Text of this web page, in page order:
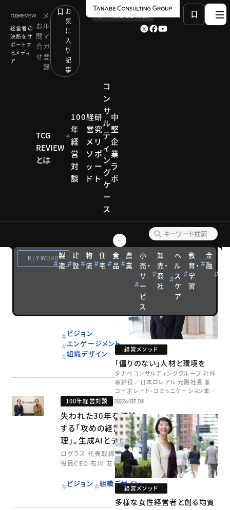
経営者の
決断をサ
ポートす
るメディ
ア
お
問
合
せ
メ
ル
マ
ガ
登
録
お
気
に
入
り
記
事
TCG
REVIEW
とは
100
年
経
営
対
談
経
営
メ
ソ
ッ
ド
研
究
リ
ポ
ー
ト
コ
ン
サ
ル
テ
ィ
ン
グ
ケ
ー
ス
中
堅
企
業
ラ
ボ
KEYWORD製
造
建
設
物
流
住
宅
食
品
農
業
小
売・
サ
ー
ビ
ス
卸
売・
商
社
ヘ
ル
ス
ケ
ア
教
育・
学
習
金
融
経営テーマ一覧 Keyword：組織デザイン
組織デザイ
ン
モデル企業 2026.02.19
ナブルグロース。成長
ミネベアミツミ
ビジョン
エンゲージメント
組織デザイン
100年経営対談 2026.02.18
失われた30年を打破
する「攻めの経営管
理」。生成AIとデータの
力で経営企画を「変革
の司令塔」に
ログラス 代表取締役 執行
役員CEO 布川 友也氏
ビジョン 組織デザイン
VIEW MORE
編集部オススメ記事
経営メソッド
「偏りのない」人材と環境を
タナベコンサルティンググループ 社外
取締役／日本ロレアル 元副社長 兼
コーポレート・コミュニケーション本部
本部長／キャリアコンサルタント 井村
2026.07.31
経営メソッド
多様な女性経営者と創る均質